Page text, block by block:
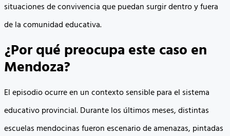
situaciones de convivencia que puedan surgir dentro y fuera
de la comunidad educativa.
¿Por qué preocupa este caso en
Mendoza?
El episodio ocurre en un contexto sensible para el sistema
educativo provincial. Durante los últimos meses, distintas
escuelas mendocinas fueron escenario de amenazas, pintadas